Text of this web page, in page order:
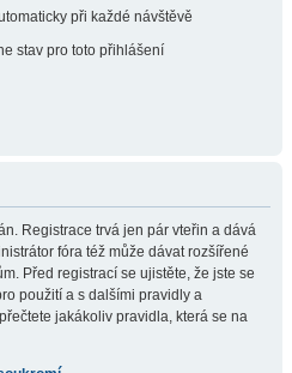
při každé návštěvě
stav pro toto přihlášení
Registrace trvá jen pár vteřin a dává
fóra též může dávat rozšířené
Před registrací se ujistěte, že jste se
použití a s dalšími pravidly a
jakákoliv pravidla, která se na